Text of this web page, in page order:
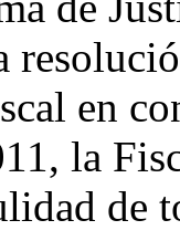
en
la
de